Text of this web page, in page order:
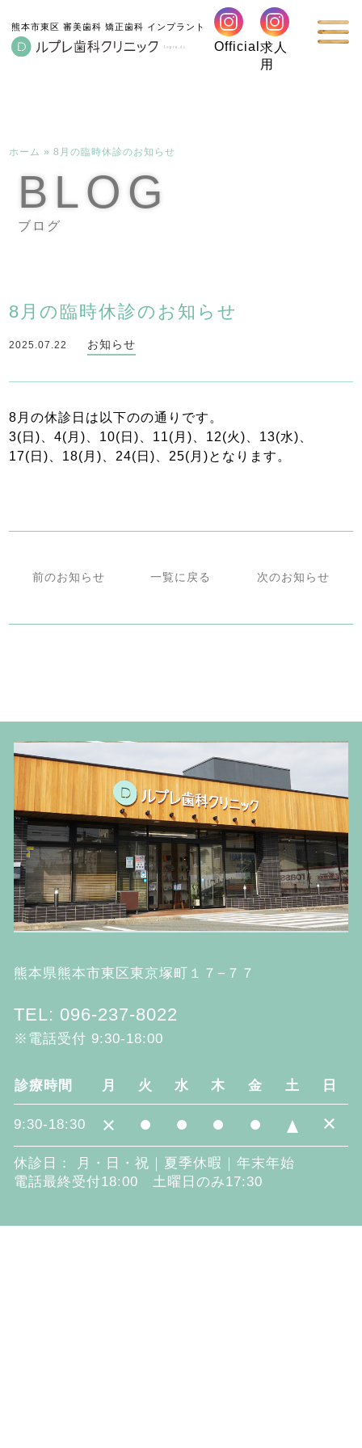
熊本市東区 審美歯科 矯正歯科 インプラント
Official求人
用
ホーム »8月の臨時休診のお知らせ
BLOG
ブログ
8月の臨時休診のお知らせ
2025.07.22 お知らせ
8月の休診日は以下のの通りです。
3(日)、4(月)、10(日)、11(月)、12(火)、13(水)、
17(日)、18(月)、24(日)、25(月)となります。
前のお知らせ 一覧に戻る 次のお知らせ
熊本県熊本市東区東京塚町１７−７７
TEL: 096-237-8022
※電話受付 9:30-18:00
診療時間 月 火 水 木 金 土 日
9:30-18:30 × ×
休診日： 月・日・祝｜夏季休暇｜年末年始
電話最終受付18:00 土曜日のみ17:30